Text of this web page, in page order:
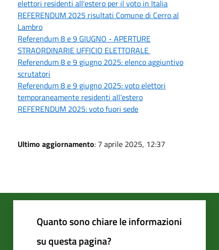
elettori residenti all'estero per il voto in Italia
REFERENDUM 2025 risultati Comune di Cerro al
Lambro
Referendum 8 e 9 GIUGNO - APERTURE
STRAORDINARIE UFFICIO ELETTORALE
Referendum 8 e 9 giugno 2025: elenco aggiuntivo
scrutatori
Referendum 8 e 9 giugno 2025: voto elettori
temporaneamente residenti all'estero
REFERENDUM 2025: voto fuori sede
Ultimo aggiornamento: 7 aprile 2025, 12:37
Quanto sono chiare le informazioni
su questa pagina?